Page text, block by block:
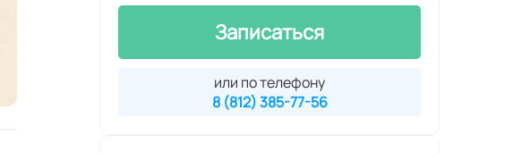
Записаться
или по телефону
8 (812) 385-77-56